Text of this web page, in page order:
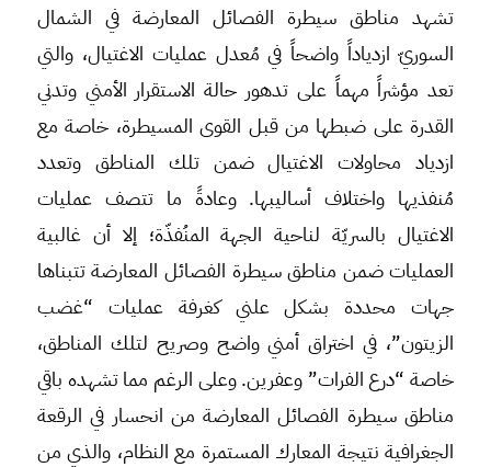
تشهد مناطق سيطرة الفصائل المعارضة في الشمال
السوريّ ازدياداً واضحاً في مُعدل عمليات الاغتيال، والتي
تعد مؤشراً مهماً على تدهور حالة الاستقرار الأمني وتدني
القدرة على ضبطها من قبل القوى المسيطرة، خاصة مع
ازدياد محاولات الاغتيال ضمن تلك المناطق وتعدد
مُنفذيها واختلاف أساليبها. وعادةً ما تتصف عمليات
الاغتيال بالسريّة لناحية الجهة المنُفذّة؛ إلا أن غالبية
العمليات ضمن مناطق سيطرة الفصائل المعارضة تتبناها
جهات محددة بشكل علني كغرفة عمليات “غضب
الزيتون”، في اختراق أمني واضح وصريح لتلك المناطق،
خاصة “درع الفرات” وعفرين. وعلى الرغم مما تشهده باقي
مناطق سيطرة الفصائل المعارضة من انحسار في الرقعة
الجغرافية نتيجة المعارك المستمرة مع النظام، والذي من